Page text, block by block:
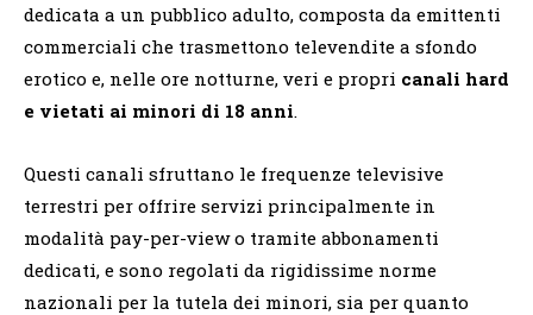
dedicata a un pubblico adulto, composta da emittenti
commerciali che trasmettono televendite a sfondo
erotico e, nelle ore notturne, veri e propri canali hard
e vietati ai minori di 18 anni.
Questi canali sfruttano le frequenze televisive
terrestri per offrire servizi principalmente in
modalità pay-per-view o tramite abbonamenti
dedicati, e sono regolati da rigidissime norme
nazionali per la tutela dei minori, sia per quanto